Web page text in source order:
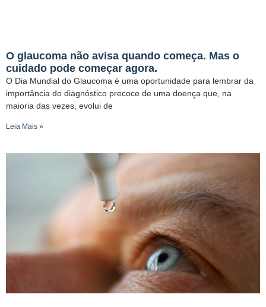
O glaucoma não avisa quando começa. Mas o
cuidado pode começar agora.
O Dia Mundial do Glaucoma é uma oportunidade para lembrar da
importância do diagnóstico precoce de uma doença que, na
maioria das vezes, evolui de
Leia Mais »